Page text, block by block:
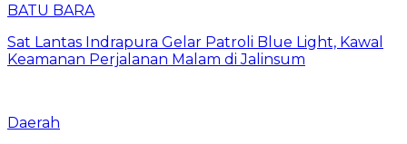
BATU BARA
Sat Lantas Indrapura Gelar Patroli Blue Light, Kawal
Keamanan Perjalanan Malam di Jalinsum
Daerah